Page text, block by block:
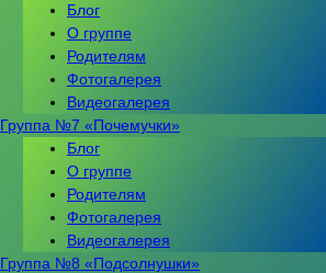
Блог
О группе
Родителям
Фотогалерея
Видеогалерея
Группа №7 «Почемучки»
Блог
О группе
Родителям
Фотогалерея
Видеогалерея
Группа №8 «Подсолнушки»